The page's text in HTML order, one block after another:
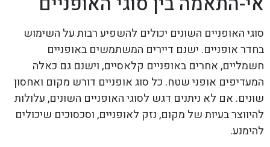
סוגי האופניים השונים יכולים להשפיע רבות על השימוש
בחדר אופניים. ישנם דיירים המשתמשים באופניים
חשמליים, אחרים באופניים קלאסיים, וישנם גם כאלה
המעדיפים אופני שטח. כל סוג אופניים דורש מקום ואחסון
שונים. אם לא ניתנים דגש לסוגי האופניים השונים, עלולות
להיווצר בעיות של מקום, נזק לאופניים, וסכסוכים שיכולים
להימנע.